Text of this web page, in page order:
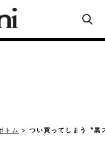
トム つい買ってしまう〝黒